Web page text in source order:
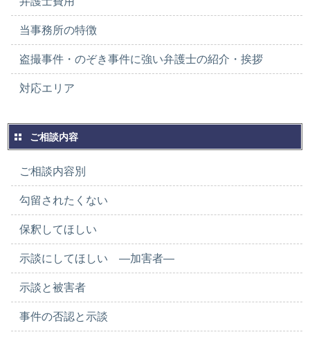
当事務所の特徴
盗撮事件・のぞき事件に強い弁護士の紹介・挨拶
対応エリア
ご相談内容
ご相談内容別
勾留されたくない
保釈してほしい
示談にしてほしい ―加害者―
示談と被害者
事件の否認と示談